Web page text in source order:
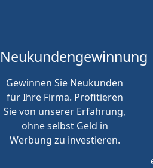
Neukundengewinnung
Gewinnen Sie Neukunden
für Ihre Firma. Profitieren
Sie von unserer Erfahrung,
ohne selbst Geld in
Werbung zu investieren.